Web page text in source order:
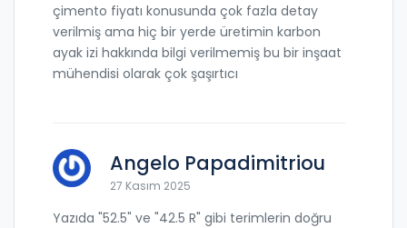
çimento fiyatı konusunda çok fazla detay
verilmiş ama hiç bir yerde üretimin karbon
ayak izi hakkında bilgi verilmemiş bu bir inşaat
mühendisi olarak çok şaşırtıcı
Angelo Papadimitriou
27 Kasım 2025
Yazıda "52.5" ve "42.5 R" gibi terimlerin doğru